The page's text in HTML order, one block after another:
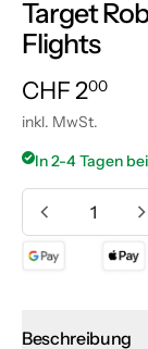
Target
Flights
Normalpreis
CHF 200
inkl. MwSt.
In 2-4 Tagen
Menge
Beschreibung